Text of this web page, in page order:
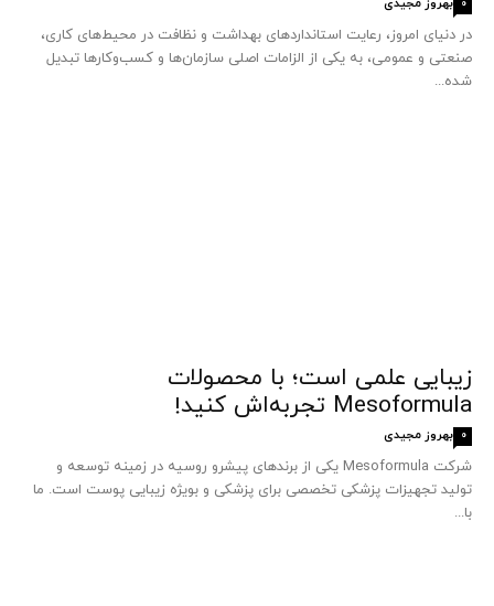
0
در دنیای امروز، رعایت استانداردهای بهداشت و نظافت در محیط‌های کاری،
صنعتی و عمومی، به یکی از الزامات اصلی سازمان‌ها و کسب‌وکارها تبدیل
شده...
زیبایی علمی است؛ با محصولات
Mesoformula تجربه‌اش کنید!
بهروز مجیدی 0
شرکت Mesoformula یکی از برندهای پیشرو روسیه در زمینه توسعه و
تولید تجهیزات پزشکی تخصصی برای پزشکی و بویژه زیبایی پوست است. ما
با...